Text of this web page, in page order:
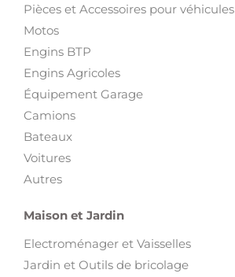
Pièces et Accessoires pour véhicules
Motos
Engins BTP
Engins Agricoles
Équipement Garage
Camions
Bateaux
Voitures
Autres
Maison et Jardin
Electroménager et Vaisselles
Jardin et Outils de bricolage